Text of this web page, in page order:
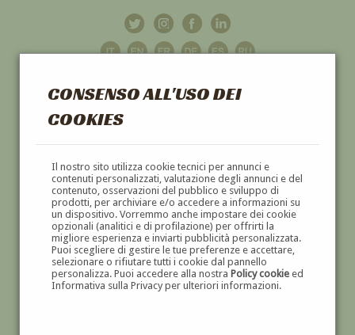
CONSENSO ALL'USO DEI
COOKIES
Il nostro sito utilizza cookie tecnici per annunci e
contenuti personalizzati, valutazione degli annunci e del
contenuto, osservazioni del pubblico e sviluppo di
prodotti, per archiviare e/o accedere a informazioni su
un dispositivo. Vorremmo anche impostare dei cookie
opzionali (analitici e di profilazione) per offrirti la
migliore esperienza e inviarti pubblicità personalizzata.
Puoi scegliere di gestire le tue preferenze e accettare,
selezionare o rifiutare tutti i cookie dal pannello
personalizza. Puoi accedere alla nostra Policy cookieed
Informativa sulla Privacy per ulteriori informazioni.
GALLERIAD'ARTE
DIPINTI E SCULTURE '800 E '900